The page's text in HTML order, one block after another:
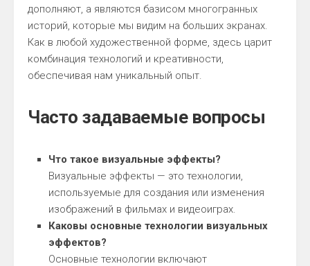
дополняют, а являются базисом многогранных
историй, которые мы видим на больших экранах.
Как в любой художественной форме, здесь царит
комбинация технологий и креативности,
обеспечивая нам уникальный опыт.
Часто задаваемые вопросы
Что такое визуальные эффекты?
Визуальные эффекты — это технологии,
используемые для создания или изменения
изображений в фильмах и видеоиграх.
Каковы основные технологии визуальных
эффектов?
Основные технологии включают